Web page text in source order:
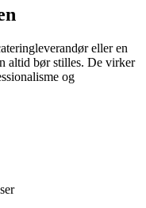
eller en
altid bør stilles. De virker
og